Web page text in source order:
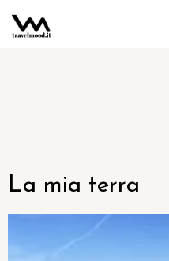
La mia terra